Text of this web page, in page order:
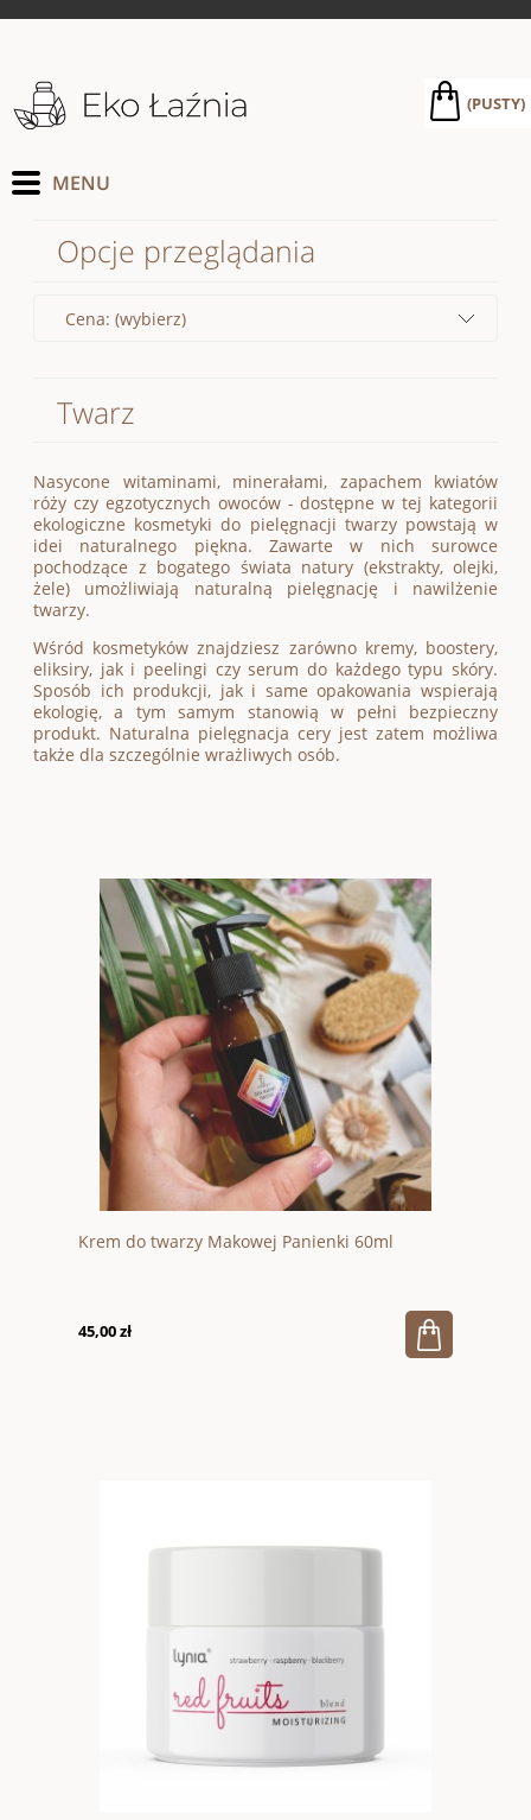
(PUSTY)
Opcje przeglądania
Cena: (wybierz)
Twarz
Nasycone witaminami, minerałami, zapachem kwiatów
róży czy egzotycznych owoców - dostępne w tej kategorii
ekologiczne kosmetyki do pielęgnacji twarzy powstają w
idei naturalnego piękna. Zawarte w nich surowce
pochodzące z bogatego świata natury (ekstrakty, olejki,
żele) umożliwiają naturalną pielęgnację i nawilżenie
twarzy.
Wśród kosmetyków znajdziesz zarówno kremy, boostery,
eliksiry, jak i peelingi czy serum do każdego typu skóry.
Sposób ich produkcji, jak i same opakowania wspierają
ekologię, a tym samym stanowią w pełni bezpieczny
produkt. Naturalna pielęgnacja cery jest zatem możliwa
także dla szczególnie wrażliwych osób.
Krem do twarzy Makowej Panienki 60ml
45,00 zł